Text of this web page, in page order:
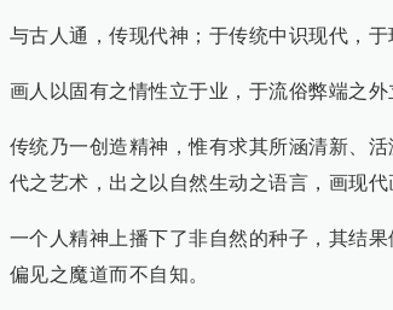
与古人通，传现代神；于传统中识现代，于
画人以固有之情性立于业，于流俗弊端之外
传统乃一创造精神，惟有求其所涵清新、
代之艺术，出之以自然生动之语言，画现代
一个人精神上播下了非自然的种子，其结
偏见之魔道而不自知。